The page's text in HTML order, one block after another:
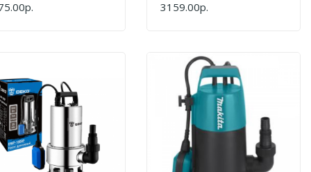
WorkMaster ДН-400/35
3159.00р.
КУПИТЬ